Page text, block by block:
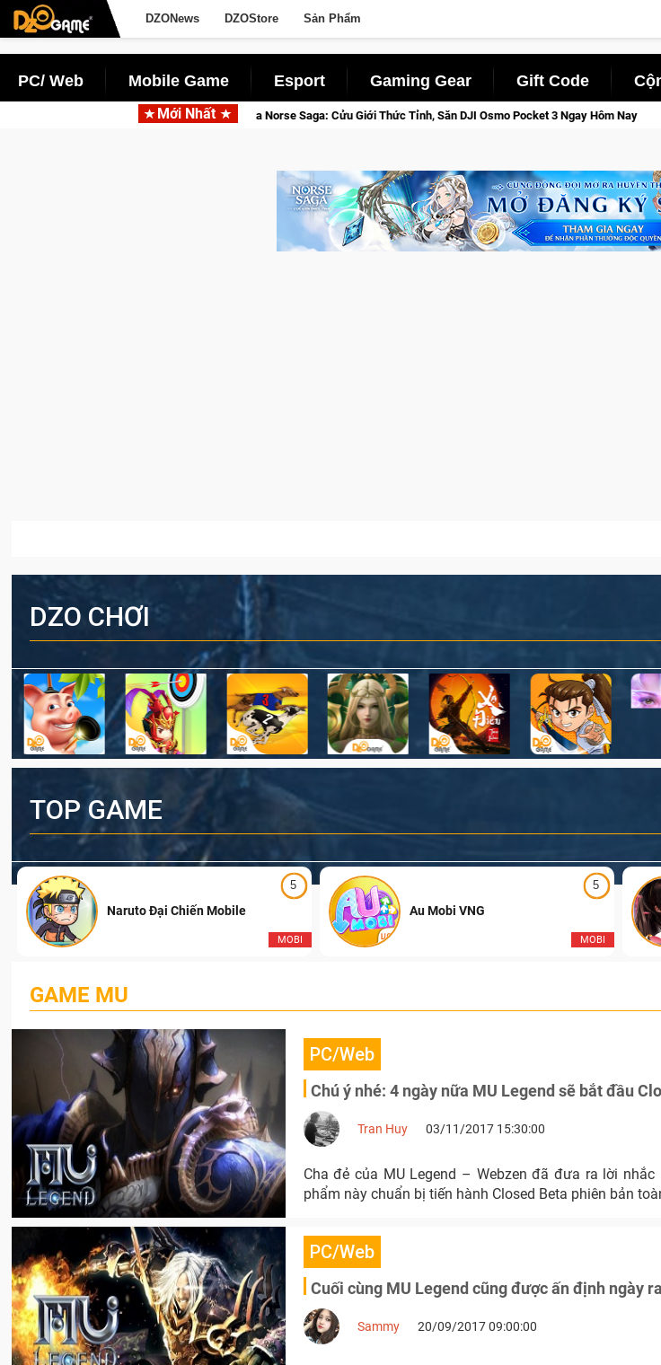
DZONews DZOStore Sản Phẩm
PC/ Web Mobile Game Esport Gaming Gear Gift Code
Mới Nhất
Closed Beta Norse Saga: Cửu Giới Thức Tỉnh, Săn DJI Osmo Pocket 3 Ngay Hôm Nay Lineage W – Quyền
DZO CHƠI
TOP GAME
5
MOBI
Naruto Đại Chiến Mobile
5
MOBI
Au Mobi VNG
GAME MU
PC/Web
Chú ý nhé: 4 ngày nữa MU Legend sẽ bắt đầu
Tran Huy 03/11/2017 15:30:00
Cha đẻ của MU Legend – Webzen đã đưa ra lời
phẩm này chuẩn bị tiến hành Closed Beta phiên bản
PC/Web
Cuối cùng MU Legend cũng được ấn định ngày
Sammy 20/09/2017 09:00:00